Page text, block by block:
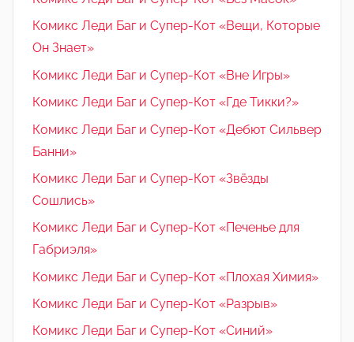
Комикс Леди Баг и Супер-Кот «Вещи, Которые
Он Знает»
Комикс Леди Баг и Супер-Кот «Вне Игры»
Комикс Леди Баг и Супер-Кот «Где Тикки?»
Комикс Леди Баг и Супер-Кот «Дебют Сильвер
Банни»
Комикс Леди Баг и Супер-Кот «Звёзды
Сошлись»
Комикс Леди Баг и Супер-Кот «Печенье для
Габриэля»
Комикс Леди Баг и Супер-Кот «Плохая Химия»
Комикс Леди Баг и Супер-Кот «Разрыв»
Комикс Леди Баг и Супер-Кот «Синий»